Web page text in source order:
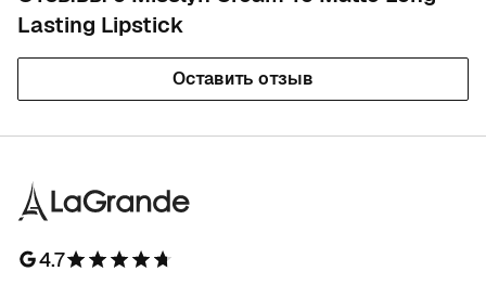
Lasting Lipstick
Оставить отзыв
4.7